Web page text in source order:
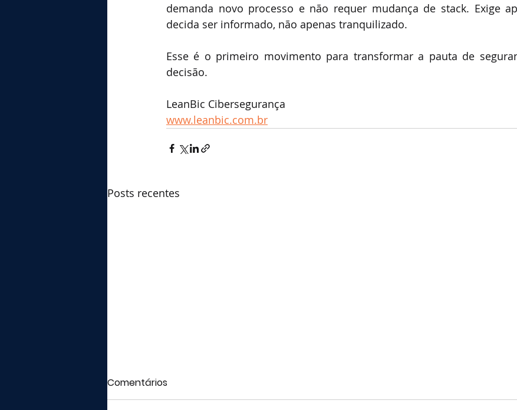
demanda novo processo e não requer mudança de stack. Exige
decida ser informado, não apenas tranquilizado.
Esse é o primeiro movimento para transformar a pauta de
decisão.
LeanBic Cibersegurança
www.leanbic.com.br
Posts recentes
Comentários